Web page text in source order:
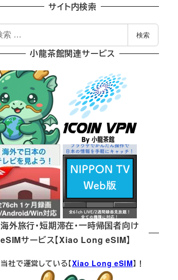
サイト内検索
検索
小龍茶館関連サービス
海外旅行・短期滞在・一時帰国者向け
eSIMサービス【Xiao Long eSIM】
当社で運営している【Xiao Long eSIM】！